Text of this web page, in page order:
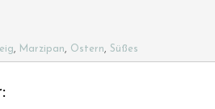
, Marzipan, Ostern, Süßes